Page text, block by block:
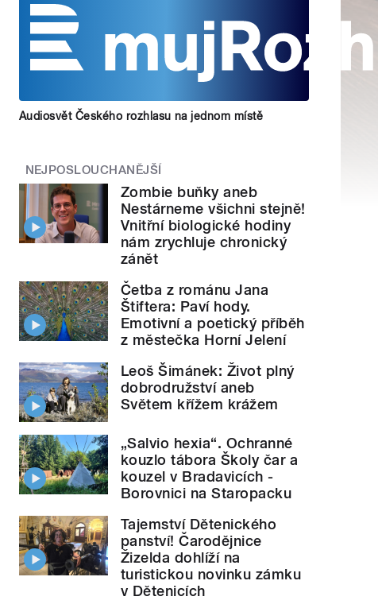
Audiosvět Českého rozhlasu na jednom místě
NEJPOSLOUCHANĚJŠÍ
Zombie buňky aneb
Nestárneme všichni stejně!
Vnitřní biologické hodiny
nám zrychluje chronický
zánět
Četba z románu Jana
Štiftera: Paví hody.
Emotivní a poetický příběh
z městečka Horní Jelení
Leoš Šimánek: Život plný
dobrodružství aneb
Světem křížem krážem
„Salvio hexia“. Ochranné
kouzlo tábora Školy čar a
kouzel v Bradavicích -
Borovnici na Staropacku
Tajemství Dětenického
panství! Čarodějnice
Žizelda dohlíží na
turistickou novinku zámku
v Dětenicích